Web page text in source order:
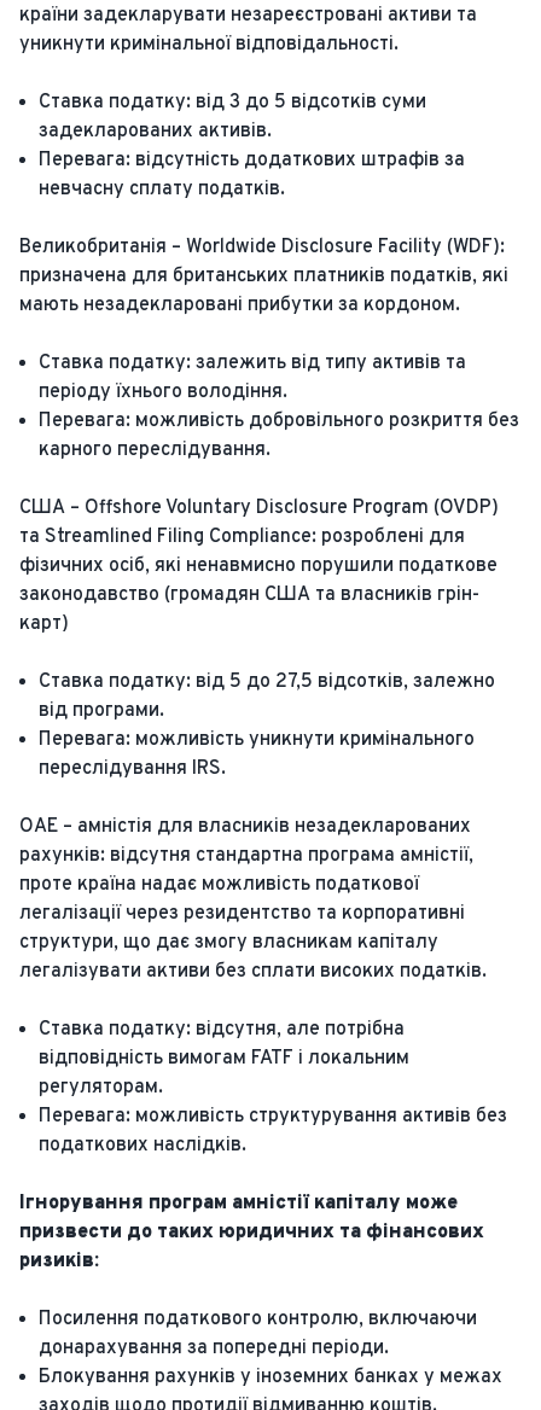
країни задекларувати незареєстровані активи та
уникнути кримінальної відповідальності.
Ставка податку: від 3 до 5 відсотків суми
задекларованих активів.
Перевага: відсутність додаткових штрафів за
невчасну сплату податків.
Великобританія – Worldwide Disclosure Facility (WDF):
призначена для британських платників податків, які
мають незадекларовані прибутки за кордоном.
Ставка податку: залежить від типу активів та
періоду їхнього володіння.
Перевага: можливість добровільного розкриття без
карного переслідування.
США – Offshore Voluntary Disclosure Program (OVDP)
та Streamlined Filing Compliance: розроблені для
фізичних осіб, які ненавмисно порушили податкове
законодавство (громадян США та власників грін-
карт)
Ставка податку: від 5 до 27,5 відсотків, залежно
від програми.
Перевага: можливість уникнути кримінального
переслідування IRS.
ОАЕ – амністія для власників незадекларованих
рахунків: відсутня стандартна програма амністії,
проте країна надає можливість податкової
легалізації через резидентство та корпоративні
структури, що дає змогу власникам капіталу
легалізувати активи без сплати високих податків.
Ставка податку: відсутня, але потрібна
відповідність вимогам FATF і локальним
регуляторам.
Перевага: можливість структурування активів без
податкових наслідків.
Ігнорування програм амністії капіталу може
призвести до таких юридичних та фінансових
ризиків:
Посилення податкового контролю, включаючи
донарахування за попередні періоди.
Блокування рахунків у іноземних банках у межах